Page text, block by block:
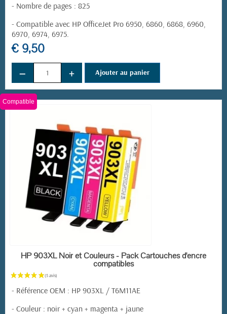
- Nombre de pages : 825
- Compatible avec HP OfficeJet Pro 6950, 6860, 6868, 6960,
6970, 6974, 6975.
€ 9,50
− + Ajouter au panier
EN STOCK
Compatible
HP 903XL Noir et Couleurs - Pack Cartouches d'encre
compatibles
- Référence OEM : HP 903XL / T6M11AE
- Couleur : noir + cyan + magenta + jaune